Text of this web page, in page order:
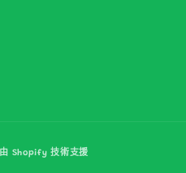
付
由 Shopify 技術支援